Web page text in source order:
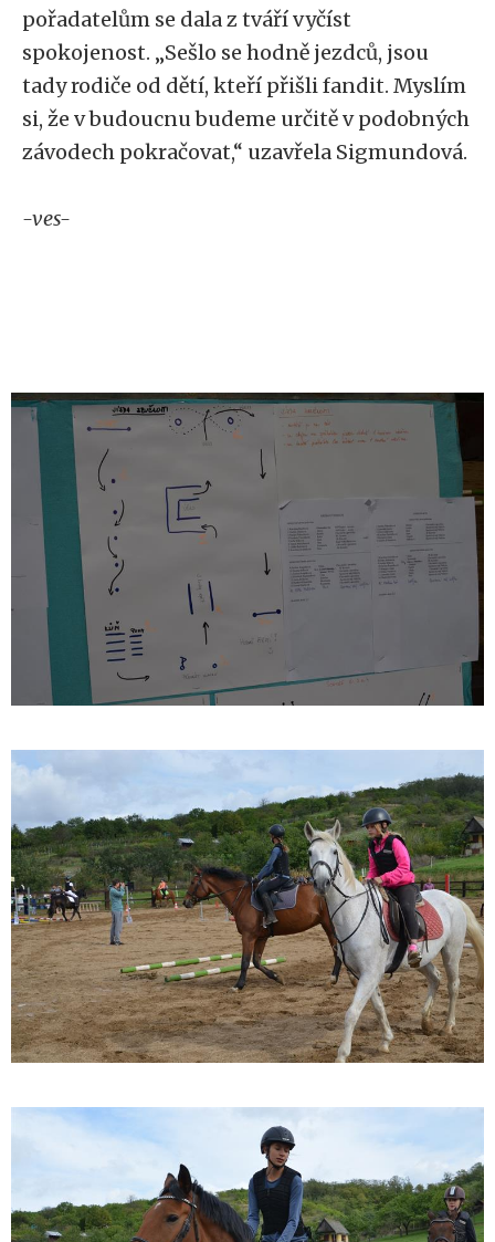
pořadatelům se dala z tváří vyčíst
spokojenost. „Sešlo se hodně jezdců, jsou
tady rodiče od dětí, kteří přišli fandit. Myslím
si, že v budoucnu budeme určitě v podobných
závodech pokračovat,“ uzavřela Sigmundová.
-ves-